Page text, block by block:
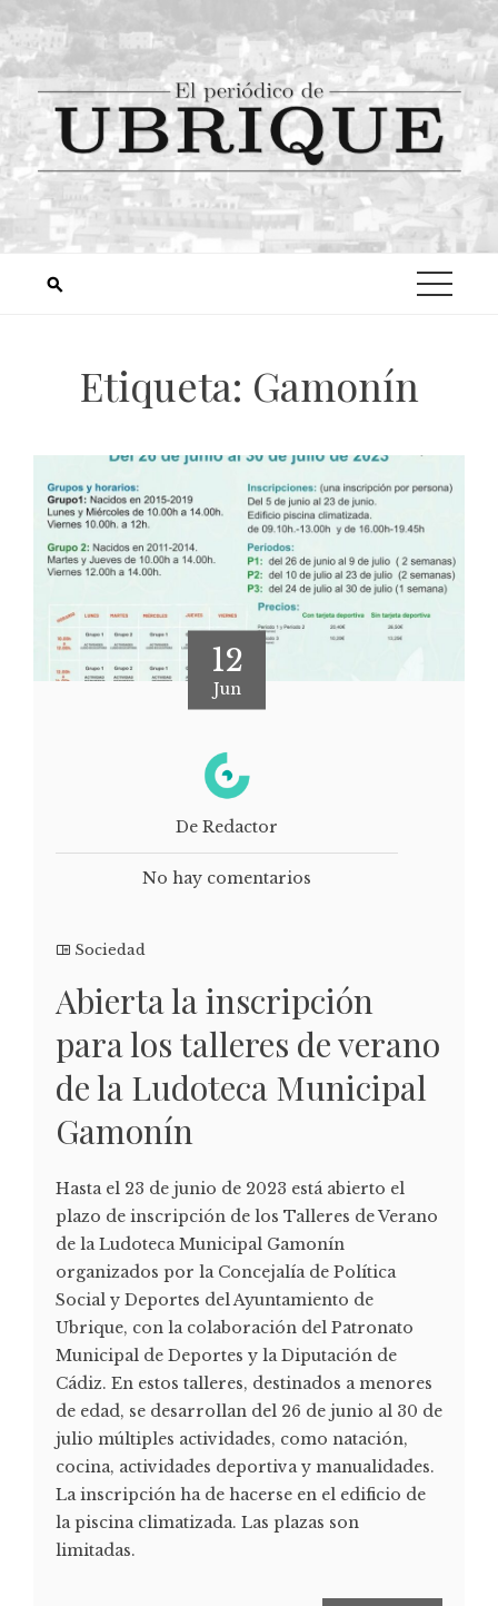
Etiqueta: Gamonín
12
Jun
De Redactor
No hay comentarios
Sociedad
Abierta la inscripción
para los talleres de verano
de la Ludoteca Municipal
Gamonín
Hasta el 23 de junio de 2023 está abierto el
plazo de inscripción de los Talleres de Verano
de la Ludoteca Municipal Gamonín
organizados por la Concejalía de Política
Social y Deportes del Ayuntamiento de
Ubrique, con la colaboración del Patronato
Municipal de Deportes y la Diputación de
Cádiz. En estos talleres, destinados a menores
de edad, se desarrollan del 26 de junio al 30 de
julio múltiples actividades, como natación,
cocina, actividades deportiva y manualidades.
La inscripción ha de hacerse en el edificio de
la piscina climatizada. Las plazas son
limitadas.